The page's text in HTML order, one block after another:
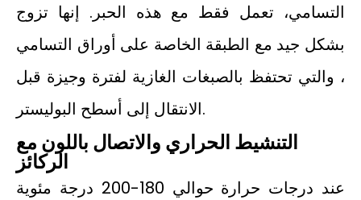
التسامي، تعمل فقط مع هذه الحبر. إنها تزوج
بشكل جيد مع الطبقة الخاصة على أوراق التسامي
، والتي تحتفظ بالصبغات الغازية لفترة وجيزة قبل
الانتقال إلى أسطح البوليستر.
التنشيط الحراري والاتصال باللون مع
الركائز
عند درجات حرارة حوالي 180-200 درجة مئوية